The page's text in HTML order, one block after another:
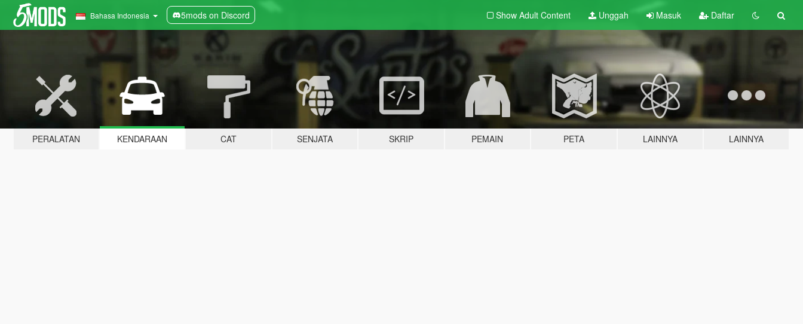
Bahasa Indonesia 5mods on Discord Show Adult Content Unggah Masuk Daftar
PERALATAN KENDARAAN CAT SENJATA SKRIP PEMAIN PETA LAINNYA LAINNYA